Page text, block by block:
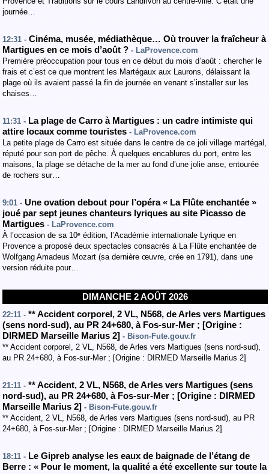
journée…
12:31 - Cinéma, musée, médiathèque… Où trouver la fraîcheur à
Martigues en ce mois d’août ? - LaProvence.com
Première préoccupation pour tous en ce début du mois d’août : chercher le
frais et c’est ce que montrent les Martégaux aux Laurons, délaissant la
plage où ils avaient passé la fin de journée en venant s’installer sur les
chaises…
11:31 - La plage de Carro à Martigues : un cadre intimiste qui
attire locaux comme touristes - LaProvence.com
La petite plage de Carro est située dans le centre de ce joli village martégal,
réputé pour son port de pêche. À quelques encablures du port, entre les
maisons, la plage se détache de la mer au fond d’une jolie anse, entourée
de rochers sur…
9:01 - Une ovation debout pour l’opéra « La Flûte enchantée »
joué par sept jeunes chanteurs lyriques au site Picasso de
Martigues - LaProvence.com
À l’occasion de sa 10ᵉ édition, l’Académie internationale Lyrique en
Provence a proposé deux spectacles consacrés à La Flûte enchantée de
Wolfgang Amadeus Mozart (sa dernière œuvre, crée en 1791), dans une
version réduite pour…
DIMANCHE 2 AOÛT 2026
22:11 - **Accident corporel , 2 VL, N568, de Arles vers Martigues
(sens nord-sud), au PR 24+680, à Fos-sur-Mer ; [Origine :
DIRMED Marseille Marius 2] - Bison-Fute.gouv.fr
** Accident corporel, 2 VL, N568, de Arles vers Martigues (sens nord-sud),
au PR 24+680, à Fos-sur-Mer ; [Origine : DIRMED Marseille Marius 2]
21:11 - **Accident, 2 VL, N568, de Arles vers Martigues (sens
nord-sud), au PR 24+680, à Fos-sur-Mer ; [Origine : DIRMED
Marseille Marius 2] - Bison-Fute.gouv.fr
** Accident, 2 VL, N568, de Arles vers Martigues (sens nord-sud), au PR
24+680, à Fos-sur-Mer ; [Origine : DIRMED Marseille Marius 2]
18:11 - Le Gipreb analyse les eaux de baignade de l’étang de
Berre : « Pour le moment, la qualité a été excellente sur toute la